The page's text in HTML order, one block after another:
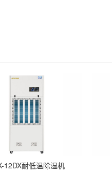
12DX耐低温除湿机